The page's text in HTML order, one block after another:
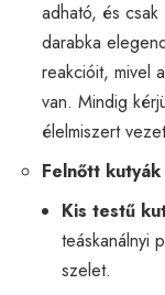
adható, és
darabka
reakcióit, mivel
van. Mindig
élelmiszert
Felnőtt
Kis testű
teáskanálnyi
szelet.